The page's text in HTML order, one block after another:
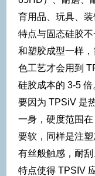
育用品、玩具、
特点与固态硅胶
和塑胶成型一样
色工艺才会用到
硅胶成本的 3-5
要因为 TPSiV 是
一身，硬度范围
要软，同样是注
有丝般触感，耐
特点使得 TPSIV